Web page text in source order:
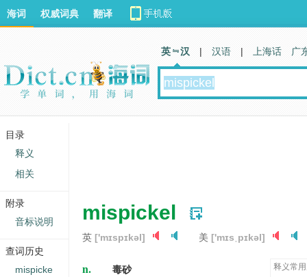
mispickel
英 ['mɪspɪkəl] 美 ['mɪsˌpɪkəl]
n. 毒砂 释义常
海词 权威词典 翻译
英 汉 | 汉语 | 上海话 广
目录
释义
相关
附录
音标说明
查词历史
mispicke